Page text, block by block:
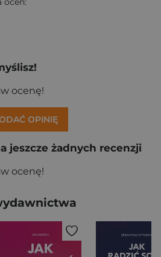
ocenę!
OPINIĘ
jeszcze żadnych recenzji
ocenę!